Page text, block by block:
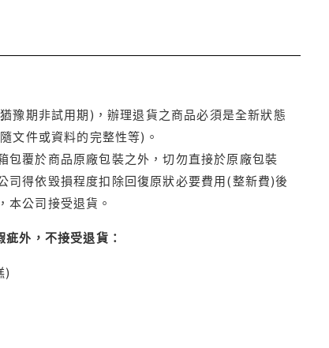
豫期非試用期)，辦理退貨之商品必須是全新狀態
文件或資料的完整性等)。
覆於商品原廠包裝之外，切勿直接於原廠包裝
司得依毀損程度扣除回復原狀必要費用(整新費)後
本公司接受退貨。
外，不接受退貨：
)